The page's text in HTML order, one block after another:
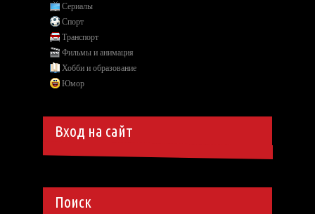
Сериалы
Спорт
Транспорт
Фильмы и анимация
Хобби и образование
Юмор
Вход на сайт
Поиск